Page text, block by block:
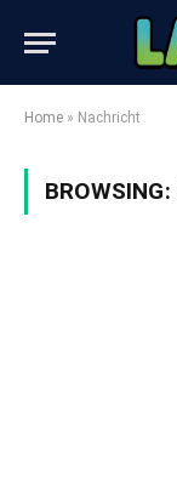
Home » Nachricht
BROWSING: